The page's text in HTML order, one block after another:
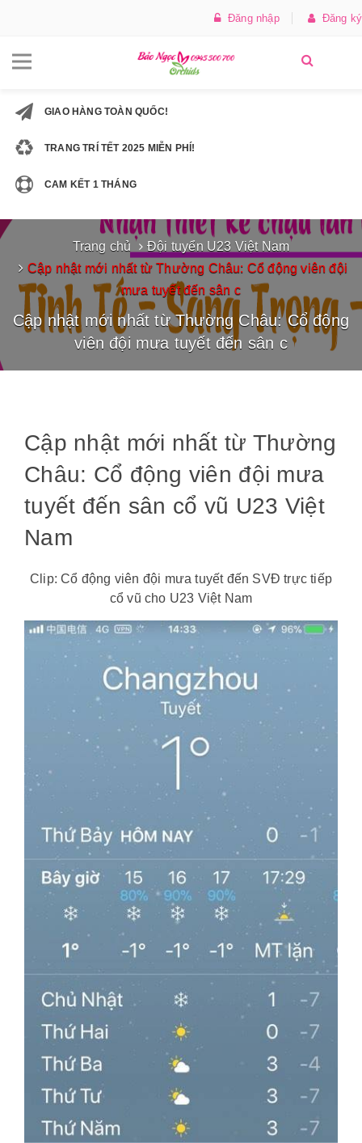
Đăng nhập Đăng ký
GIAO HÀNG TOÀN QUỐC!
TRANG TRÍ TẾT 2025 MIỄN PHÍ!
CAM KẾT 1 THÁNG
Trang chủ
Đội tuyển U23 Việt Nam
Cập nhật mới nhất từ Thường Châu: Cổ động viên đội
mưa tuyết đến sân c
Cập nhật mới nhất từ Thường Châu: Cổ động
viên đội mưa tuyết đến sân c
Cập nhật mới nhất từ Thường
Châu: Cổ động viên đội mưa
tuyết đến sân cổ vũ U23 Việt
Nam
Clip: Cổ động viên đội mưa tuyết đến SVĐ trực tiếp
cổ vũ cho U23 Việt Nam